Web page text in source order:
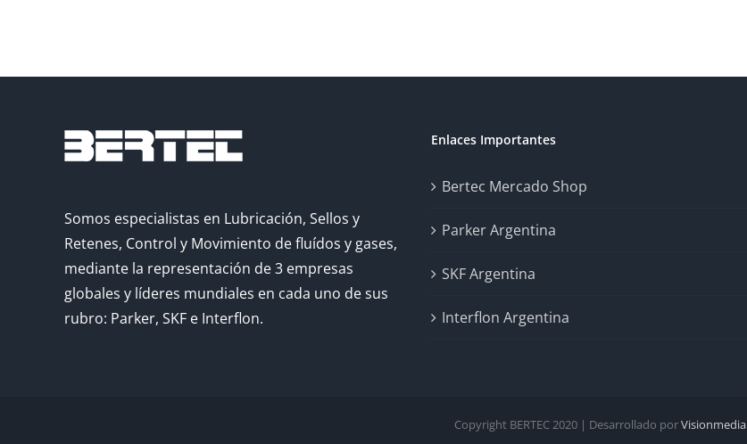
Somos especialistas en Lubricación, Sellos y
Retenes, Control y Movimiento de fluídos y gases,
mediante la representación de 3 empresas
globales y líderes mundiales en cada uno de sus
rubro: Parker, SKF e Interflon.
Enlaces Importantes
Bertec Mercado Shop
Parker Argentina
SKF Argentina
Interflon Argentina
Copyright BERTEC 2020 | Desarrollado porVisionmedia